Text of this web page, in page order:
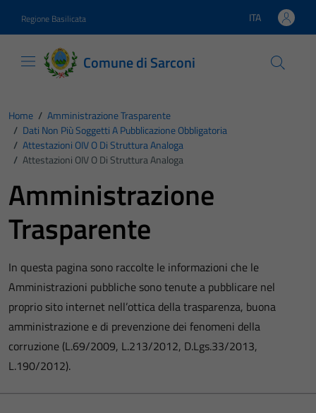
Regione Basilicata Lingua attiva:
ITA
Comune di Sarconi
Home / Amministrazione Trasparente
/ Dati Non Più Soggetti A Pubblicazione Obbligatoria
/ Attestazioni OIV O Di Struttura Analoga
/ Attestazioni OIV O Di Struttura Analoga
Amministrazione
Trasparente
In questa pagina sono raccolte le informazioni che le
Amministrazioni pubbliche sono tenute a pubblicare nel
proprio sito internet nell’ottica della trasparenza, buona
amministrazione e di prevenzione dei fenomeni della
corruzione (L.69/2009, L.213/2012, D.Lgs.33/2013,
L.190/2012).